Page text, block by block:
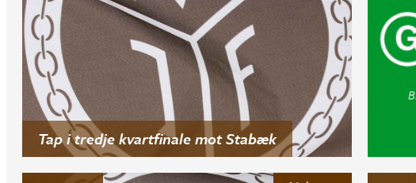
Tap i tredje kvartfinale mot Stabæk